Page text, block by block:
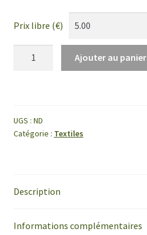
Prix libre (€)
« Bravo
les
Ajouter au panier
UGS : ND
Catégorie : Textiles
Description
Informations complémentaires